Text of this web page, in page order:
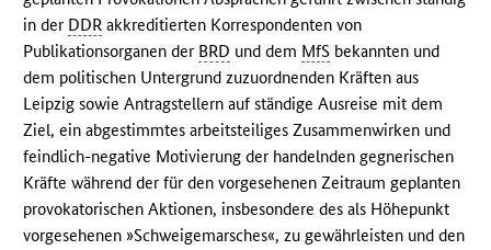
in der DDR akkreditierten Korrespondenten von
Publikationsorganen der BRD und dem MfS bekannten und
dem politischen Untergrund zuzuordnenden Kräften aus
Leipzig sowie Antragstellern auf ständige Ausreise mit dem
Ziel, ein abgestimmtes arbeitsteiliges Zusammenwirken und
feindlich-negative Motivierung der handelnden gegnerischen
Kräfte während der für den vorgesehenen Zeitraum geplanten
provokatorischen Aktionen, insbesondere des als Höhepunkt
vorgesehenen »Schweigemarsches«, zu gewährleisten und den